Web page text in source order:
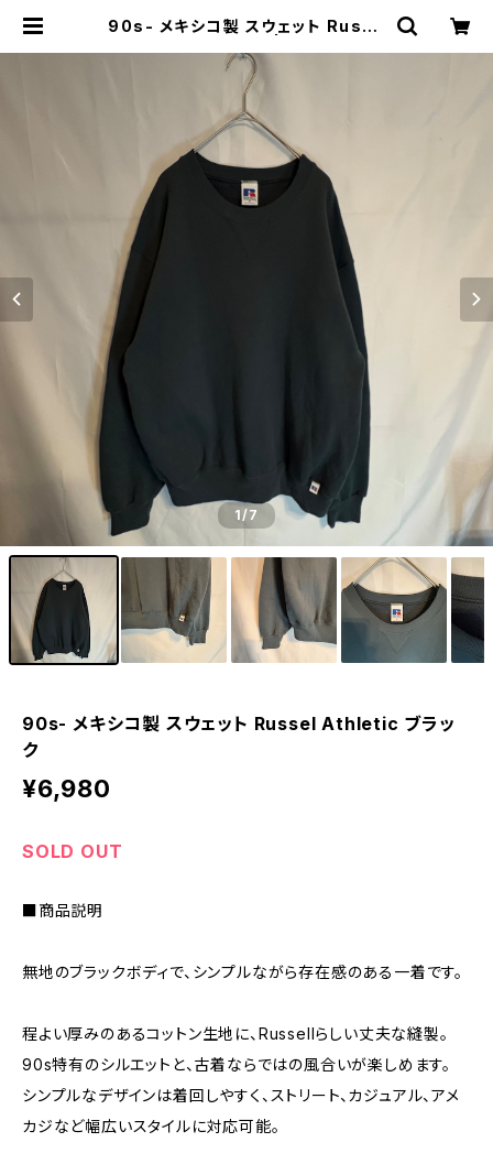
90s- メキシコ製 スウェット Russe
(uneru)」
1/7
90s- メキシコ製 スウェット Russel Athletic ブラッ
ク
¥6,980
SOLD OUT
■商品説明
無地のブラックボディで、シンプルながら存在感のある一着です。
程よい厚みのあるコットン生地に、Russellらしい丈夫な縫製。
90s特有のシルエットと、古着ならではの風合いが楽しめます。
シンプルなデザインは着回しやすく、ストリート、カジュアル、アメ
カジなど幅広いスタイルに対応可能。